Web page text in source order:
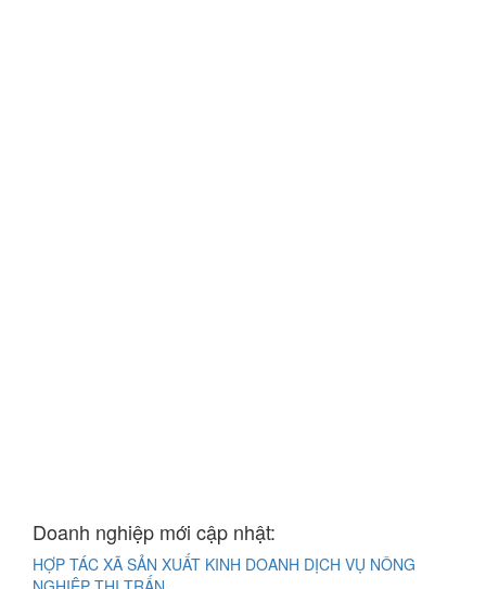
Doanh nghiệp mới cập nhật:
HỢP TÁC XÃ SẢN XUẤT KINH DOANH DỊCH VỤ NÔNG